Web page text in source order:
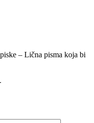
– Lična pisma koja bi